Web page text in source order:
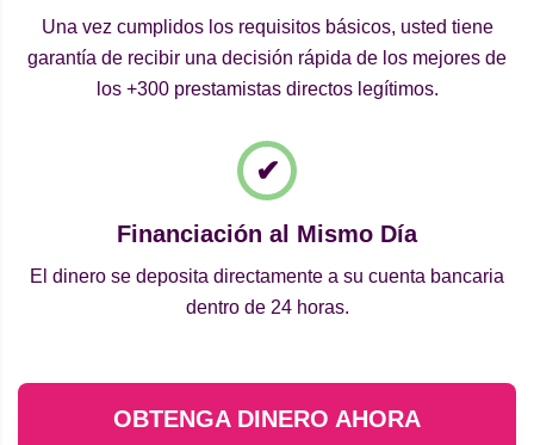
Una vez cumplidos los requisitos básicos, usted tiene
garantía de recibir una decisión rápida de los mejores de
los +300 prestamistas directos legítimos.
Financiación al Mismo Día
El dinero se deposita directamente a su cuenta bancaria
dentro de 24 horas.
OBTENGA DINERO AHORA